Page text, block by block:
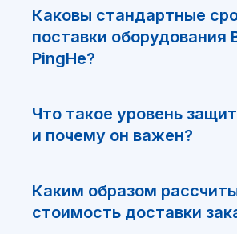
Каковы стандартные
поставки оборудования
PingHe?
Что такое уровень
и почему он важен?
Каким образом
стоимость доставки
+7
Я ознакомился и согласен с
политикой обработки